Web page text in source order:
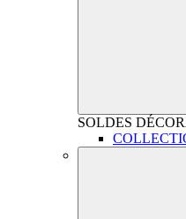
SOLDES